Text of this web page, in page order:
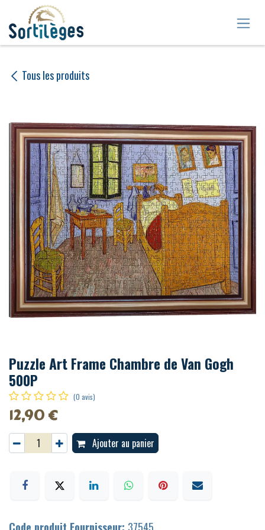
Se rendre au contenu
Tous les produits
Puzzle Art Frame Chambre de Van Gogh
500P
(0 avis)
12,90€
Ajouter au panier